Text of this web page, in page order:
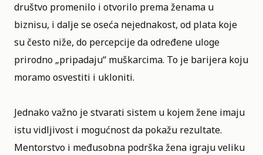
društvo promenilo i otvorilo prema ženama u
biznisu, i dalje se oseća nejednakost, od plata koje
su često niže, do percepcije da određene uloge
prirodno „pripadaju“ muškarcima. To je barijera koju
moramo osvestiti i ukloniti.
Jednako važno je stvarati sistem u kojem žene imaju
istu vidljivost i mogućnost da pokažu rezultate.
Mentorstvo i međusobna podrška žena igraju veliku